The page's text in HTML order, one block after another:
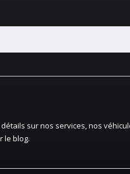
sur nos services, nos
le blog.